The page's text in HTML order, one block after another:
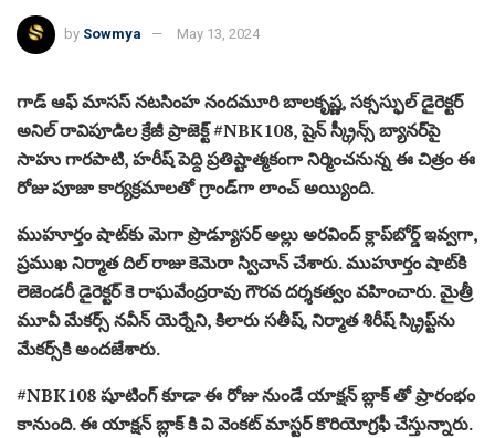
by Sowmya May 13, 2024
గాడ్ ఆఫ్ మాసస్ నటసింహ నందమూరి బాలకృష్ణ, సక్సస్ఫుల్ డైరెక్టర్
అనిల్ రావిపూడిల క్రేజీ ప్రాజెక్ట్ #NBK108, షైన్ స్క్రీన్స్ బ్యానర్‌పై
సాహు గారపాటి, హరీష్ పెద్ది ప్రతిష్టాత్మకంగా నిర్మించనున్న ఈ చిత్రం ఈ
రోజు పూజా కార్యక్రమాలతో గ్రాండ్‌గా లాంచ్ అయ్యింది.
ముహూర్తం షాట్‌కు మెగా ప్రొడ్యూసర్ అల్లు అరవింద్ క్లాప్‌బోర్డ్‌ ఇవ్వగా,
ప్రముఖ నిర్మాత దిల్ రాజు కెమెరా స్విచాన్ చేశారు. ముహూర్తం షాట్‌కి
లెజెండరీ డైరెక్టర్ కె రాఘవేంద్రరావు గౌరవ దర్శకత్వం వహించారు. మైత్రీ
మూవీ మేకర్స్ నవీన్ యెర్నేని, కిలారు సతీష్, నిర్మాత శిరీష్ స్క్రిప్ట్‌ను
మేకర్స్‌కి అందజేశారు.
#NBK108 షూటింగ్ కూడా ఈ రోజు నుండే యాక్షన్ బ్లాక్ తో ప్రారంభం
కానుంది. ఈ యాక్షన్ బ్లాక్ కి వి వెంకట్ మాస్టర్ కొరియోగ్రఫీ చేస్తున్నారు.